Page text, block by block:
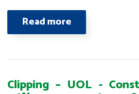
Read more
Clipping – UOL -